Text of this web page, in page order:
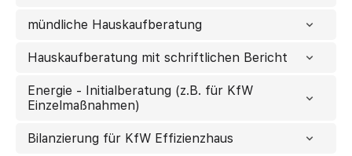
mündliche Hauskaufberatung
Hauskaufberatung mit schriftlichen Bericht
Energie - Initialberatung (z.B. für KfW
Einzelmaßnahmen)
Bilanzierung für KfW Effizienzhaus